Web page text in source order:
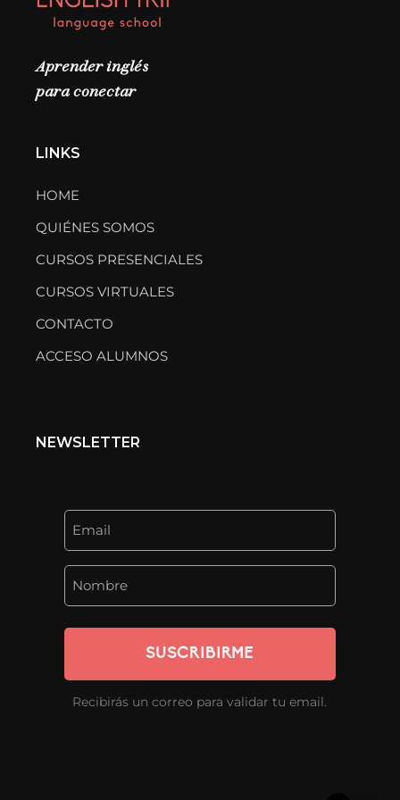
Aprender inglés
para conectar
LINKS
HOME
QUIÉNES SOMOS
CURSOS PRESENCIALES
CURSOS VIRTUALES
CONTACTO
ACCESO ALUMNOS
NEWSLETTER
SUSCRIBIRME
Recibirás un correo para validar tu email.